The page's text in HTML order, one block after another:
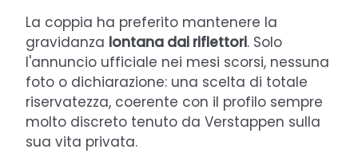
La coppia ha preferito mantenere la
gravidanza lontana dai riflettori. Solo
l'annuncio ufficiale nei mesi scorsi, nessuna
foto o dichiarazione: una scelta di totale
riservatezza, coerente con il profilo sempre
molto discreto tenuto da Verstappen sulla
sua vita privata.